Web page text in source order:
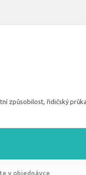
způsobilost, řidičský
v objednávce